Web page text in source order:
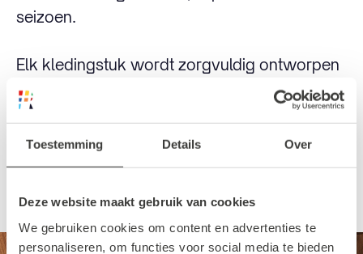
Toestemming Details Over
Deze website maakt gebruik van cookies
We gebruiken cookies om content en advertenties te
personaliseren, om functies voor social media te bieden
seizoen.
Elk kledingstuk wordt zorgvuldig ontworpen
om bij specifieke gelegenheden te passen en
bepaalde emoties op te roepen. Hierbij wordt
praktische functionaliteit gecombineerd met
unieke ontwerpen, gemaakt van